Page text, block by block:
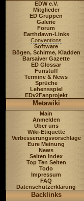
EDW e.V.
Mitglieder
ED Gruppen
Galerie
Forum
Earthdawn-Links
Conventions
Software
Bögen, Schirme, Kladden
Barsaiver Gazette
ED Glossar
Funstuff
Termine & News
Sprüche
Lehensspiel
EDv2Fanprojekt
Metawiki
Main
Anmelden
Über uns
Wiki-Etiquette
Verbesserungsvorschläge
Eure Meinung
News
Seiten Index
Top Ten Seiten
Todo
Impressum
FAQ
Datenschutzerklärung
Backlinks